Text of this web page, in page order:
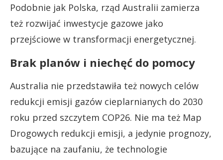
Podobnie jak Polska, rząd Australii zamierza
też rozwijać inwestycje gazowe jako
przejściowe w transformacji energetycznej.
Brak planów i niechęć do pomocy
Australia nie przedstawiła też nowych celów
redukcji emisji gazów cieplarnianych do 2030
roku przed szczytem COP26. Nie ma też Map
Drogowych redukcji emisji, a jedynie prognozy,
bazujące na zaufaniu, że technologie